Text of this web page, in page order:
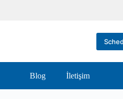
Blog İletişim